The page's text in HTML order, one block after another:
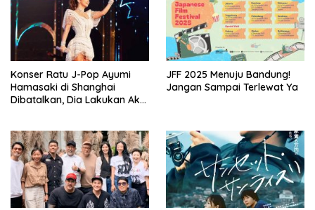
Konser Ratu J-Pop Ayumi
Hamasaki di Shanghai
Dibatalkan, Dia Lakukan Aksi
JFF 2025 Menuju Bandung!
Jangan Sampai Terlewat Ya